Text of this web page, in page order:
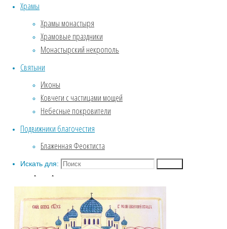
Храмы
Храмы монастыря
Храмовые праздники
Монастырский некрополь
Святыни
Иконы
Ковчеги с частицами мощей
Небесные покровители
Подвижники благочестия
Блаженная Феоктиста
Искать для:
share
on
Google+
Пассия .
Крещение
Собор Воронежских святых
ФОТОГАЛЕРЕЯ
Введенский храм
Зима. Обитель под снежным
покровом.
обители
Биография
Собор Воронежских святых